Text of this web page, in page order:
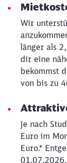
Wir
länger als
dir eine
bekommst
von bis zu
Je nach
Euro im
Euro.*